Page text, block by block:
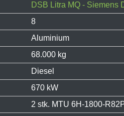
DSB Litra MQ - Siemens
8
Aluminium
68.000 kg
Diesel
670 kW
2 stk. MTU 6H-1800-